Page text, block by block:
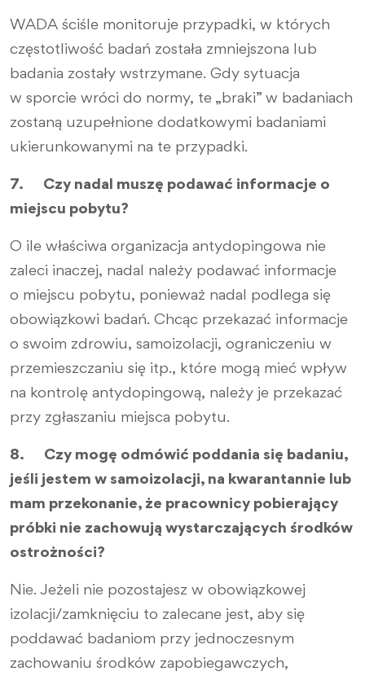
WADA ściśle monitoruje przypadki, w których
częstotliwość badań została zmniejszona lub
badania zostały wstrzymane. Gdy sytuacja
w sporcie wróci do normy, te „braki” w badaniach
zostaną uzupełnione dodatkowymi badaniami
ukierunkowanymi na te przypadki.
7. Czy nadal muszę podawać informacje o
miejscu pobytu?
O ile właściwa organizacja antydopingowa nie
zaleci inaczej, nadal należy podawać informacje
o miejscu pobytu, ponieważ nadal podlega się
obowiązkowi badań. Chcąc przekazać informacje
o swoim zdrowiu, samoizolacji, ograniczeniu w
przemieszczaniu się itp., które mogą mieć wpływ
na kontrolę antydopingową, należy je przekazać
przy zgłaszaniu miejsca pobytu.
8. Czy mogę odmówić poddania się badaniu,
jeśli jestem w samoizolacji, na kwarantannie lub
mam przekonanie, że pracownicy pobierający
próbki nie zachowują wystarczających środków
ostrożności?
Nie. Jeżeli nie pozostajesz w obowiązkowej
izolacji/zamknięciu to zalecane jest, aby się
poddawać badaniom przy jednoczesnym
zachowaniu środków zapobiegawczych,